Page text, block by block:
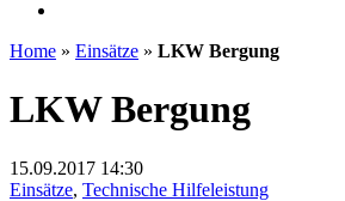
Home » Einsätze » LKW Bergung
LKW Bergung
15.09.2017 14:30
Einsätze, Technische Hilfeleistung